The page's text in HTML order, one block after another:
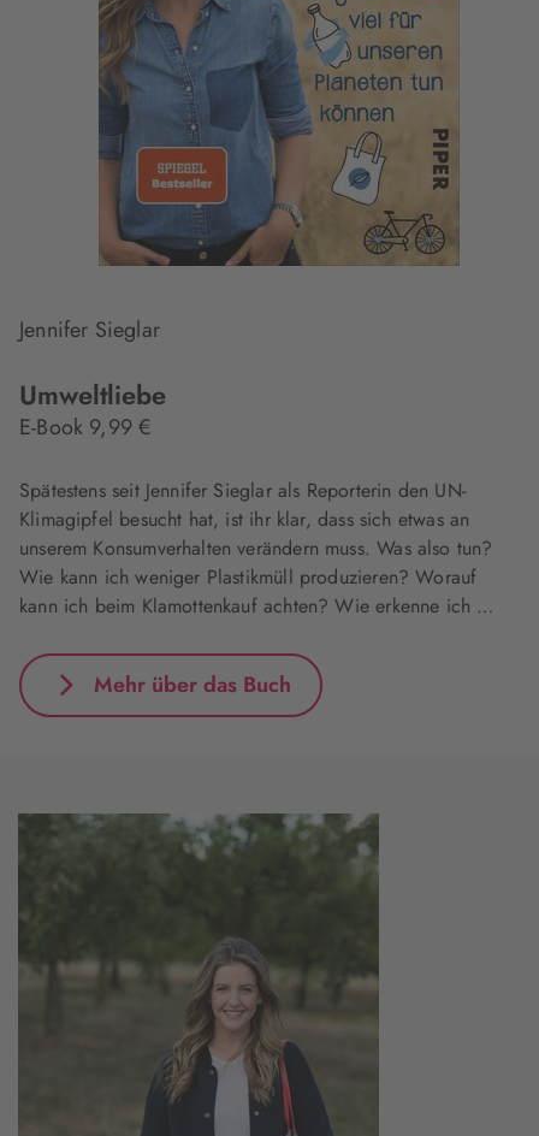
Jennifer Sieglar
Umweltliebe
E-Book 9,99 €
Spätestens seit Jennifer Sieglar als Reporterin den UN-
Klimagipfel besucht hat, ist ihr klar, dass sich etwas an
unserem Konsumverhalten verändern muss. Was also tun?
Wie kann ich weniger Plastikmüll produzieren? Worauf
kann ich beim Klamottenkauf achten? Wie erkenne ich …
Mehr über das Buch